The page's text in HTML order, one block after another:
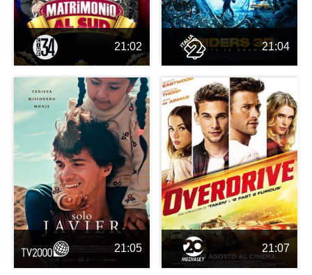
21:02 21:04
21:05 21:07